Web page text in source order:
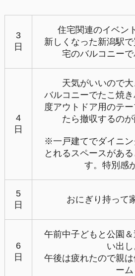
3
日
住宅関連のイベン
新しくなった新潟駅
宅のバルコニー
4
日
天気がいいので大
バルコニーでたこ焼
度アウトドア用のテ
たら撤収するのが
※一戸建てでダイニン
とれるスペースがあ
す。特別感
5
日
おにぎり持って
6
日
午前中子どもと公園
い出し
午後は疲れたので親
ーム